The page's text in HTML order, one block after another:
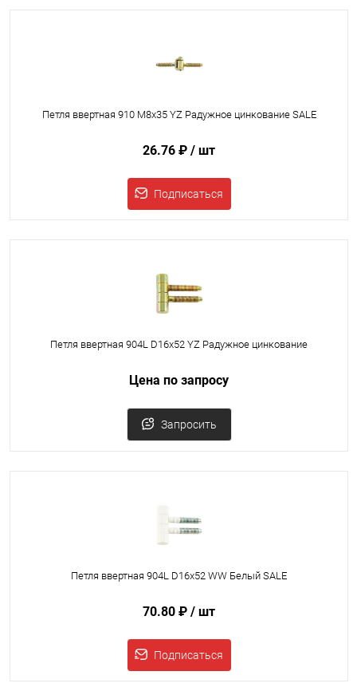
Петля ввертная 910 M8x35 YZ Радужное цинкование SALE
26.76 ₽ / шт
Подписаться
Петля ввертная 904L D16x52 YZ Радужное цинкование
Цена по запросу
Запросить
Петля ввертная 904L D16x52 WW Белый SALE
70.80 ₽ / шт
Подписаться